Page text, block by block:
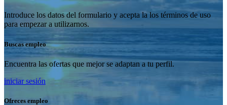
Introduce los datos del formulario y acepta la los términos de uso
para empezar a utilizarnos.
Buscas empleo
Encuentra las ofertas que mejor se adaptan a tu perfil.
iniciar sesión
Ofreces empleo